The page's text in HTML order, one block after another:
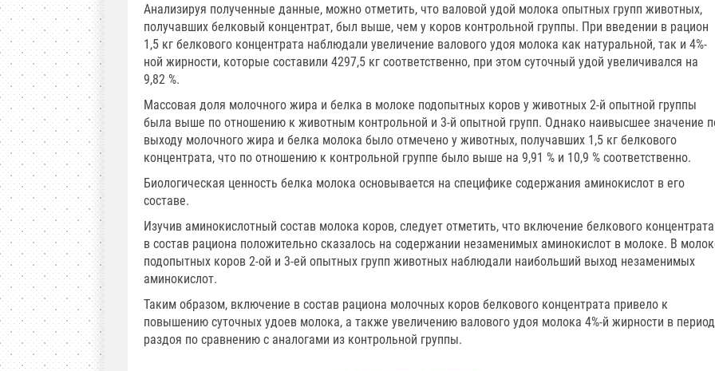
Анализируя полученные данные, можно отметить, что валовой удой молока опытных групп животных,
получавших белковый концентрат, был выше, чем у коров контрольной группы. При введении в рацион
1,5 кг белкового концентрата наблюдали увеличение валового удоя молока как натуральной, так и 4%-
ной жирности, которые составили 4297,5 кг соответственно, при этом суточный удой увеличивался на
9,82 %.
Массовая доля молочного жира и белка в молоке подопытных коров у животных 2-й опытной группы
была выше по отношению к животным контрольной и 3-й опытной групп. Однако наивысшее значение
выходу молочного жира и белка молока было отмечено у животных, получавших 1,5 кг белкового
концентрата, что по отношению к контрольной группе было выше на 9,91 % и 10,9 % соответственно.
Биологическая ценность белка молока основывается на специфике содержания аминокислот в его
составе.
Изучив аминокислотный состав молока коров, следует отметить, что включение белкового концентрата
в состав рациона положительно сказалось на содержании незаменимых аминокислот в молоке. В
подопытных коров 2-ой и 3-ей опытных групп животных наблюдали наибольший выход незаменимых
аминокислот.
Таким образом, включение в состав рациона молочных коров белкового концентрата привело к
повышению суточных удоев молока, а также увеличению валового удоя молока 4%-й жирности в период
раздоя по сравнению с аналогами из контрольной группы.